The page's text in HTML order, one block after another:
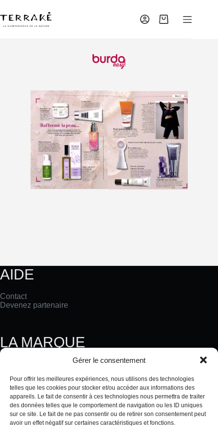
Gérer le consentement
Pour offrir les meilleures expériences, nous utilisons des technologies
telles que les cookies pour stocker et/ou accéder aux informations des
appareils. Le fait de consentir à ces technologies nous permettra de traiter
des données telles que le comportement de navigation ou les ID uniques
sur ce site. Le fait de ne pas consentir ou de retirer son consentement peut
avoir un effet négatif sur certaines caractéristiques et fonctions.
AIDE
Contact
Devenez partenaire
LA MARQUE
Le Blog TERRAKÉ
TERRAKÉ en Chine
MENTIONS LÉGALES